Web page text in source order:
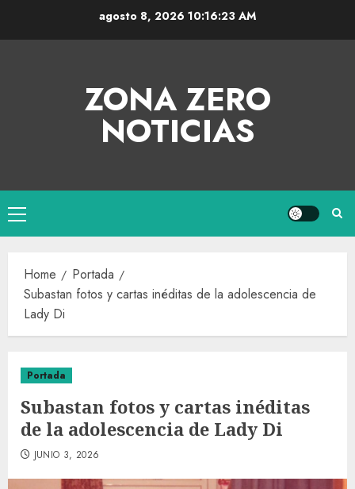
agosto 8, 2026 10:16:23 AM
ZONA ZERO
NOTICIAS
Home
Portada
Subastan fotos y cartas inéditas de la adolescencia de
Lady Di
Portada
Subastan fotos y cartas inéditas
de la adolescencia de Lady Di
JUNIO 3, 2026